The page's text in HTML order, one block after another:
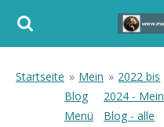
Zum
Startseite » Mein
Blog
Menü
» 2022 bis
2024 - Mein
Blog - alle